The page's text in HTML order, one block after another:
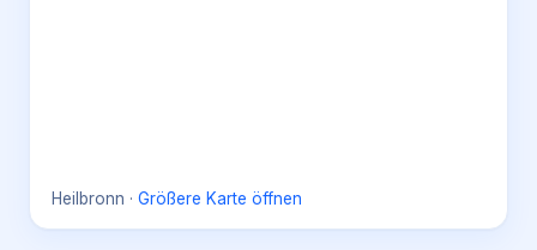
Heilbronn · Größere Karte öffnen